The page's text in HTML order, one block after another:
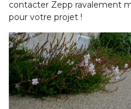
contacter Zepp ravalement
pour votre projet !